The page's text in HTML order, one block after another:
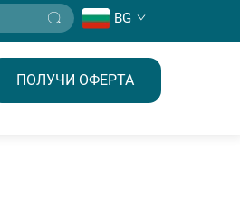
BG
ПОЛУЧИ ОФЕРТА